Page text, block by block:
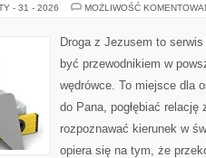
- 31 - 2026 MOŻLIWOŚĆ
Droga z Jezusem to
być przewodnikiem w
wędrówce. To miejsce dla
do Pana, pogłębiać relację
rozpoznawać kierunek w
opiera się na tym, że